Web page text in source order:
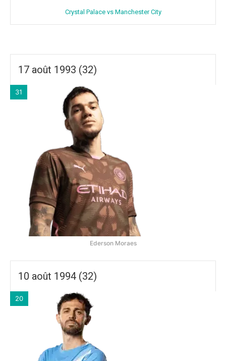
Crystal Palace vs Manchester City
17 août 1993 (32)
31
Ederson Moraes
10 août 1994 (32)
20